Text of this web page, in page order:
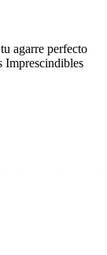
agarre perfecto
Imprescindibles